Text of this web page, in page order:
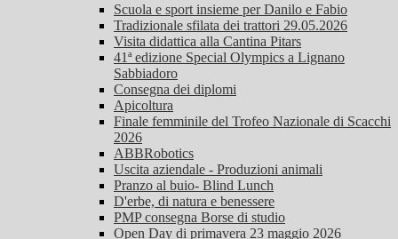
Scuola e sport insieme per Danilo e Fabio
Tradizionale sfilata dei trattori 29.05.2026
Visita didattica alla Cantina Pitars
41ª edizione Special Olympics a Lignano
Sabbiadoro
Consegna dei diplomi
Apicoltura
Finale femminile del Trofeo Nazionale di Scacchi
2026
ABBRobotics
Uscita aziendale - Produzioni animali
Pranzo al buio- Blind Lunch
D'erbe, di natura e benessere
PMP consegna Borse di studio
Open Day di primavera 23 maggio 2026